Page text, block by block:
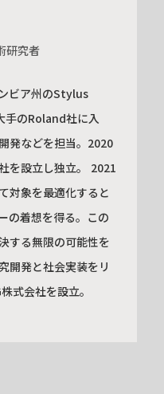
研究者
ビア州のStylus
手のRoland社に入
発などを担当。2020
を設立し独立。 2021
対象を最適化すると
の着想を得る。この
する無限の可能性を
開発と社会実装をリ
式会社を設立。